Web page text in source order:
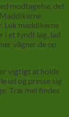
modtagelse, det
Luk maddikerne
i et tyndt lag, lad
vågner de op
vigtigt at holde
ud og presse sig
Træ mel findes